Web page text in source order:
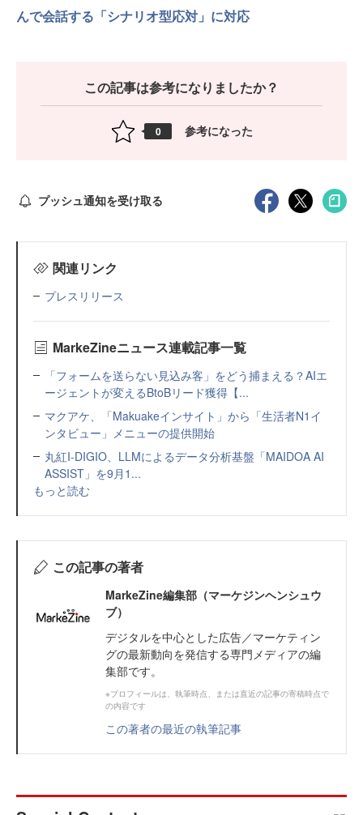
んで会話する「シナリオ型応対」に対応
この記事は参考になりましたか？
0 参考になった
プッシュ通知を受け取る
関連リンク
プレスリリース
MarkeZineニュース連載記事一覧
「フォームを送らない見込み客」をどう捕まえる？AIエ
ージェントが変えるBtoBリード獲得【...
マクアケ、「Makuakeインサイト」から「生活者N1イ
ンタビュー」メニューの提供開始
丸紅I-DIGIO、LLMによるデータ分析基盤「MAIDOA AI
ASSIST」を9月1...
もっと読む
この記事の著者
MarkeZine編集部（マーケジンヘンシュウ
ブ）
デジタルを中心とした広告／マーケティン
グの最新動向を発信する専門メディアの編
集部です。
※プロフィールは、執筆時点、または直近の記事の寄稿時点で
の内容です
この著者の最近の執筆記事